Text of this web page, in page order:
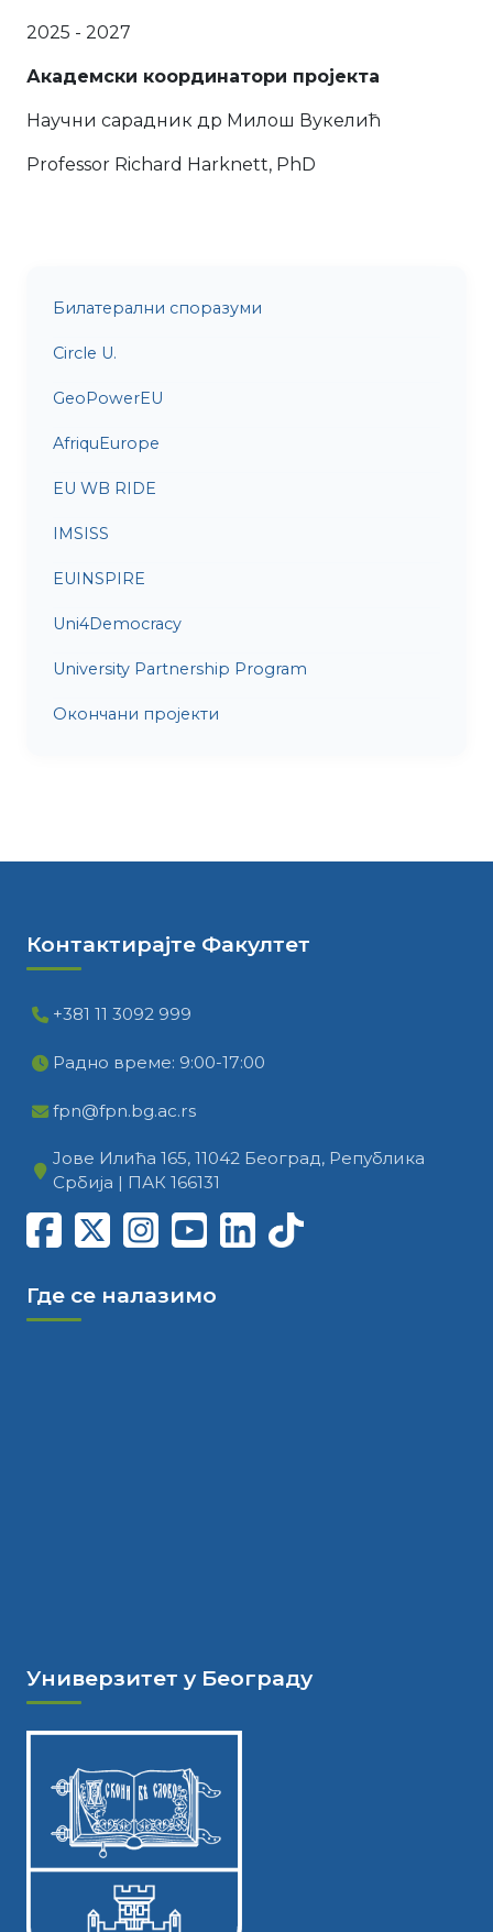
Билатерални споразуми
Circle U.
GeoPowerEU
AfriquEurope
EU WB RIDE
IMSISS
EUINSPIRE
Uni4Democracy
University Partnership Program
Окончани пројекти
2025 - 2027
Академски координатори пројекта
Научни сарадник др Милош Вукелић
Professor Richard Harknett, PhD
Контактирајте Факултет
+381 11 3092 999
Радно време: 9:00-17:00
fpn@fpn.bg.ac.rs
Јове Илића 165, 11042 Београд, Република
Србија | ПАК 166131
Где се налазимо
Универзитет у Београду